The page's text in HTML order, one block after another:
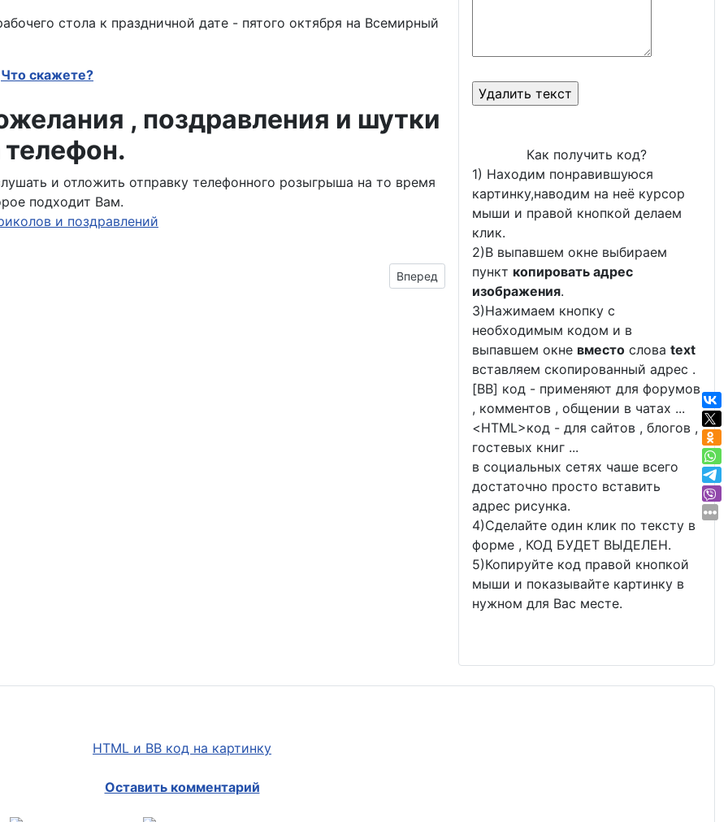
стола к праздничной дате - пятого октября на Всемирный
Что скажете?
, поздравления и шутки
телефон.
и отложить отправку телефонного розыгрыша на то время
подходит Вам.
и поздравлений
Следующий материал: сделать плакат
Вперед
Как получить код?
1) Находим понравившуюся
картинку,наводим на неё курсор
мыши и правой кнопкой делаем
клик.
2)В выпавшем окне выбираем
пункт копировать адрес
изображения.
3)Нажимаем кнопку с
необходимым кодом и в
выпавшем окне вместо слова text
вставляем скопированный адрес .
[BB] код - применяют для форумов
, комментов , общении в чатах ...
<HTML>код - для сайтов , блогов ,
гостевых книг ...
в социальных сетях чаше всего
достаточно просто вставить
адрес рисунка.
4)Сделайте один клик по тексту в
форме , КОД БУДЕТ ВЫДЕЛЕН.
5)Копируйте код правой кнопкой
мыши и показывайте картинку в
нужном для Вас месте.
HTML и BB код на картинку
Оставить комментарий